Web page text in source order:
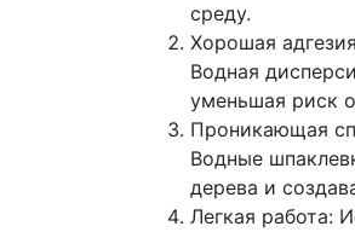
среду.
Хорошая адгезия
Водная
уменьшая риск
Проникающая
Водные
дерева и
Легкая работа: